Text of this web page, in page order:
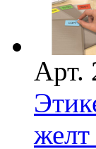
Арт.
желт